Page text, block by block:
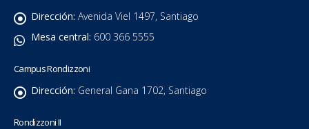
Dirección: Avenida Viel 1497, Santiago
Mesa central: 600 366 5555
Campus Rondizzoni
Dirección: General Gana 1702, Santiago
Rondizzoni II